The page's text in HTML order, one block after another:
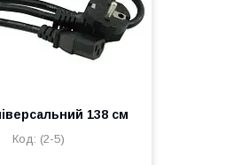
138 см
(2-5)